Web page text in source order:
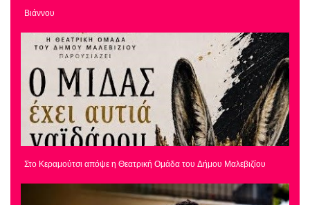
Βιάννου
Στο Κεραμούτσι απόψε η Θεατρική Ομάδα του Δήμου Μαλεβιζίου